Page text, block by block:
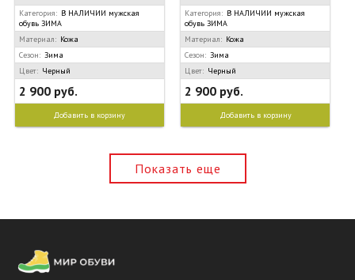
Категория: В НАЛИЧИИ мужская
обувь ЗИМА
Материал: Кожа
Сезон: Зима
Цвет: Черный
2 900 руб.
Добавить в корзину
Категория: В НАЛИЧИИ мужская
обувь ЗИМА
Материал: Кожа
Сезон: Зима
Цвет: Черный
2 900 руб.
Добавить в корзину
Показать еще